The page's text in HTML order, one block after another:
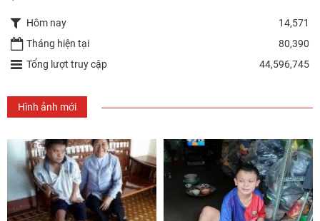
Hôm nay
14,571
Tháng hiện tại
80,390
Tổng lượt truy cập
44,596,745
Hình ảnh mới